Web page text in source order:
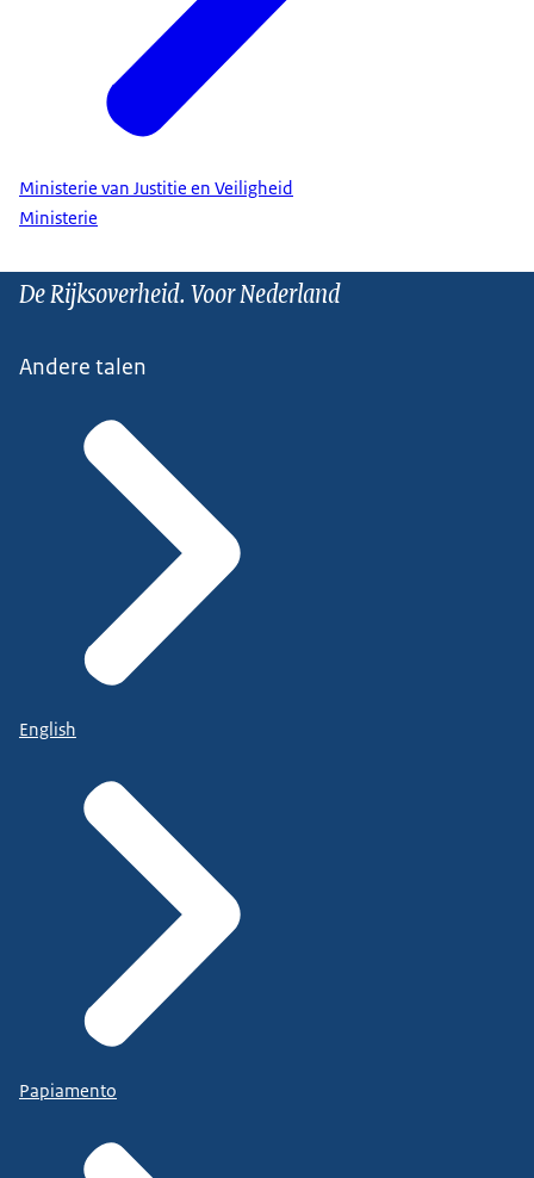
Ministerie van Justitie en Veiligheid
Ministerie
De Rijksoverheid. Voor Nederland
Andere talen
English
Papiamento